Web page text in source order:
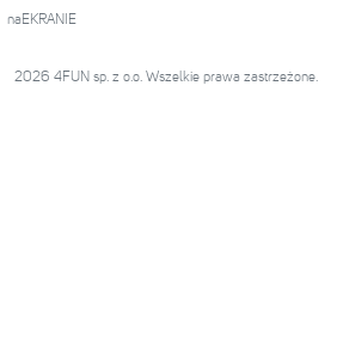
naEKRANIE
2026 4FUN sp. z o.o. Wszelkie prawa zastrzeżone.